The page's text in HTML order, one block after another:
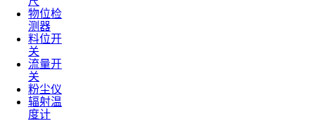
物位检
测器
料位开
关
流量开
关
粉尘仪
辐射温
度计